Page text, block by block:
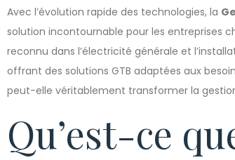
Avec l’évolution rapide des technologies, la
solution incontournable pour les entreprises
reconnu dans l’électricité générale et
offrant des solutions GTB adaptées aux
peut-elle véritablement transformer la
Qu’est-ce